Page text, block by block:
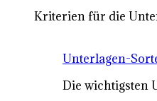
Kriterien für die
Unterlagen-
Die wichtigsten